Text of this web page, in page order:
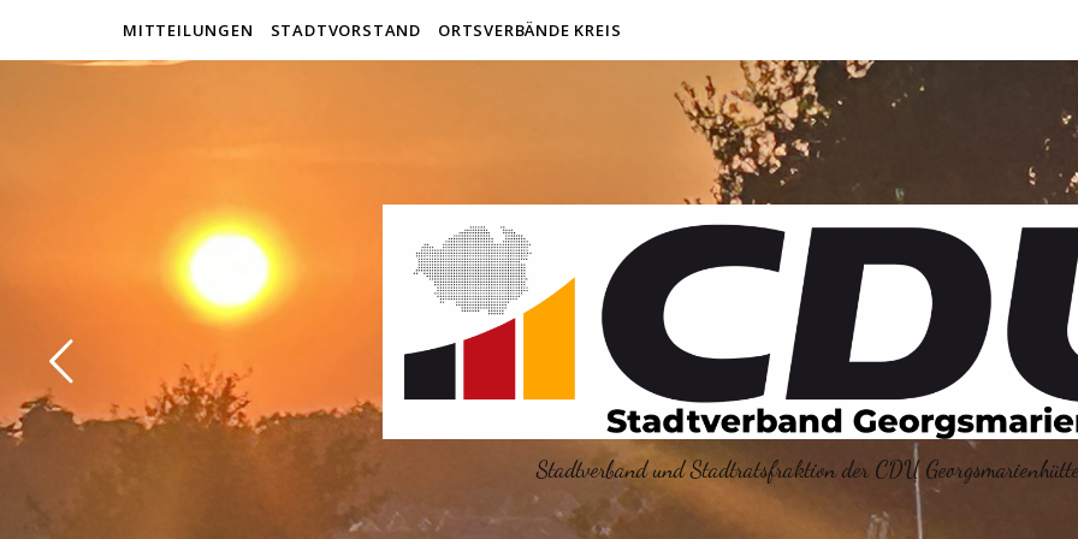
MITTEILUNGEN STADTVORSTAND ORTSVERBÄNDE KREIS
Stadtverband und Stadtratsfraktion der CDU